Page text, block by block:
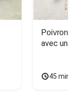
Poivron
avec une
45